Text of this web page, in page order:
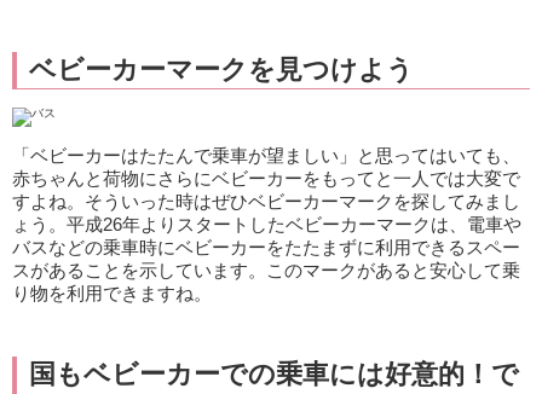
ベビーカーマークを見つけよう
「ベビーカーはたたんで乗車が望ましい」と思ってはいても、
赤ちゃんと荷物にさらにベビーカーをもってと一人では大変で
すよね。そういった時はぜひベビーカーマークを探してみまし
ょう。平成26年よりスタートしたベビーカーマークは、電車や
バスなどの乗車時にベビーカーをたたまずに利用できるスペー
スがあることを示しています。このマークがあると安心して乗
り物を利用できますね。
国もベビーカーでの乗車には好意的！で